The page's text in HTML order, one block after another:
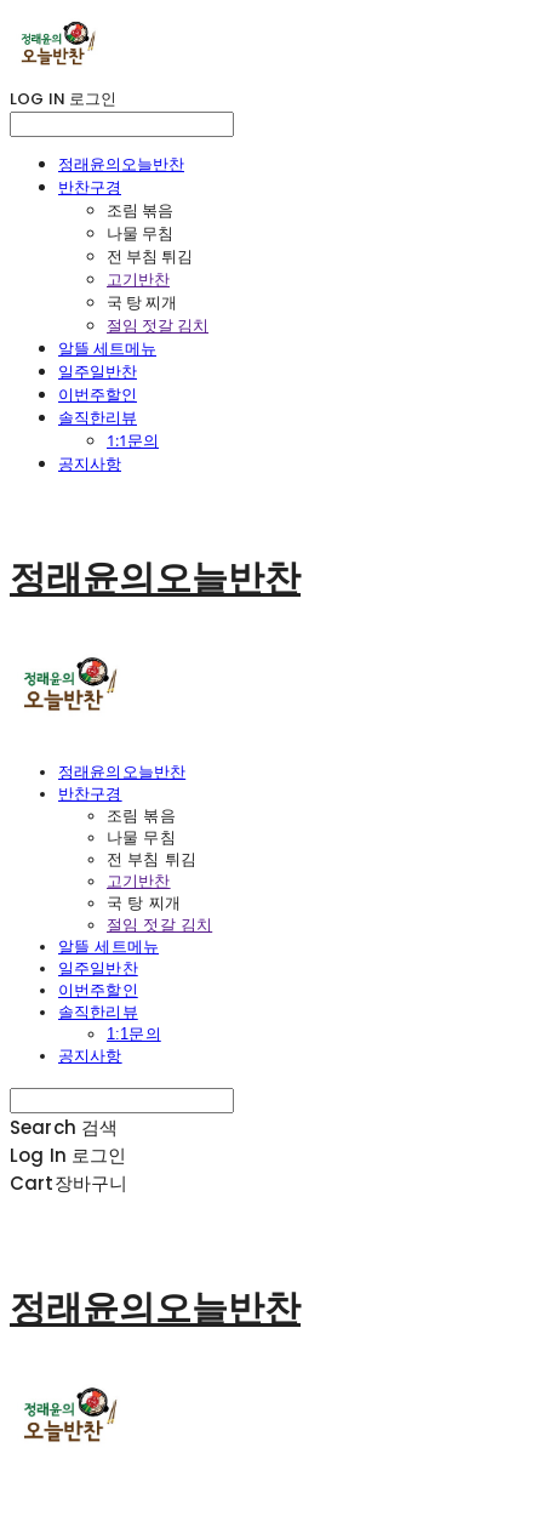
LOG IN 로그인
정래윤의오늘반찬
반찬구경
조림 볶음
나물 무침
전 부침 튀김
고기반찬
국 탕 찌개
절임 젓갈 김치
알뜰 세트메뉴
일주일반찬
이번주할인
솔직한리뷰
1:1문의
공지사항
정래윤의오늘반찬
정래윤의오늘반찬
반찬구경
조림 볶음
나물 무침
전 부침 튀김
고기반찬
국 탕 찌개
절임 젓갈 김치
알뜰 세트메뉴
일주일반찬
이번주할인
솔직한리뷰
1:1문의
공지사항
Search 검색
Log In 로그인
Cart장바구니
정래윤의오늘반찬